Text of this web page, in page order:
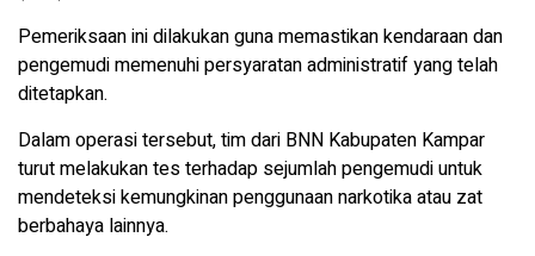
Pemeriksaan ini dilakukan guna memastikan kendaraan dan
pengemudi memenuhi persyaratan administratif yang telah
ditetapkan.
Dalam operasi tersebut, tim dari BNN Kabupaten Kampar
turut melakukan tes terhadap sejumlah pengemudi untuk
mendeteksi kemungkinan penggunaan narkotika atau zat
berbahaya lainnya.